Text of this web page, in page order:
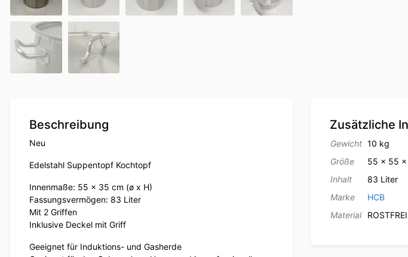
Beschreibung
Neu
Edelstahl Suppentopf Kochtopf
Innenmaße: 55 x 35 cm (ø x H)
Fassungsvermögen: 83 Liter
Mit 2 Griffen
Inklusive Deckel mit Griff
Geeignet für Induktions- und Gasherde
Zusätzliche
Gewicht 10 kg
Größe
55 × 55
Inhalt
83 Liter
Marke
HCB
Material